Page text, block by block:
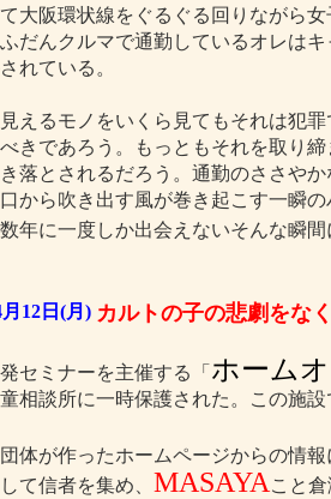
大阪環状線をぐるぐる回りながら
だんクルマで通勤しているオレは
れている。
えるモノをいくら見てもそれは犯
きであろう。もっともそれを取り
落とされるだろう。通勤のささや
から吹き出す風が巻き起こす一瞬
年に一度しか出会えないそんな瞬
12日(月) カルトの子の悲劇をな
セミナーを主催する「 ホーム
相談所に一時保護された。この施
体が作ったホームページからの情
て信者を集め、 MASAYA こと